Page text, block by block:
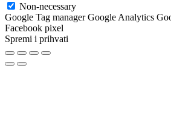
Non-necessary
Google Tag manager Google Analytics
Facebook pixel
Spremi i prihvati